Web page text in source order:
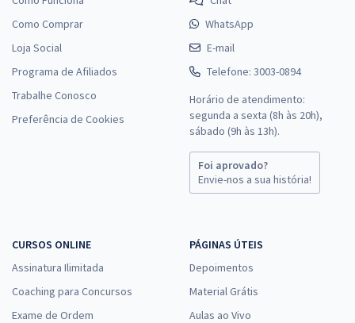
Como Comprar
Loja Social
Programa de Afiliados
Trabalhe Conosco
Preferência de Cookies
WhatsApp
E-mail
Telefone: 3003-0894
Horário de atendimento:
segunda a sexta (8h às 20h),
sábado (9h às 13h).
Foi aprovado?
Envie-nos a sua história!
CURSOS ONLINE
Assinatura Ilimitada
Coaching para Concursos
Exame de Ordem
PÁGINAS ÚTEIS
Depoimentos
Material Grátis
Aulas ao Vivo